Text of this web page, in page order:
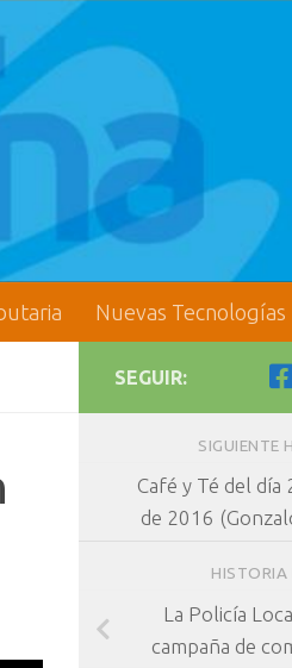
Nuevas Tecnologías
SEGUIR:
SIGUIENTE
Café y Té del día
de 2016
HISTORIA
La Policía
campaña de